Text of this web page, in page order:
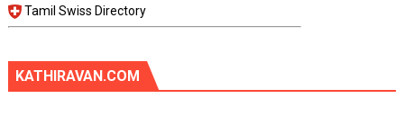
Tamil Swiss Directory
KATHIRAVAN.COM